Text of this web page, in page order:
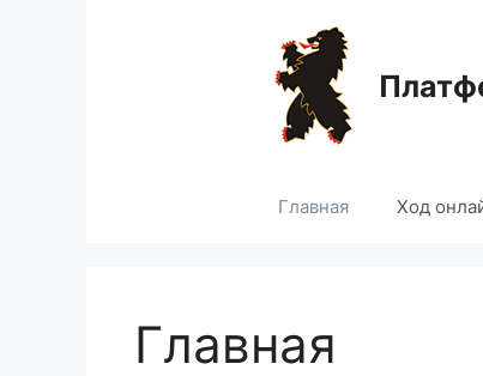
Главная Ход
Главная